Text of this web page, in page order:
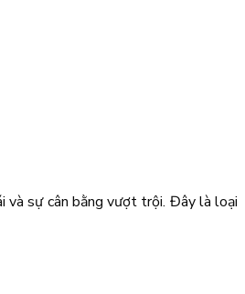
và sự cân bằng vượt trội. Đây là loại